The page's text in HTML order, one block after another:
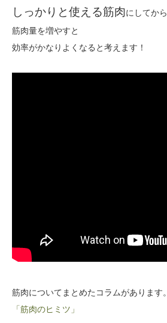
しっかりと使える筋肉にしてから
筋肉量を増やすと
効率がかなりよくなると考えます！
筋肉についてまとめたコラムがあります。
「筋肉のヒミツ」